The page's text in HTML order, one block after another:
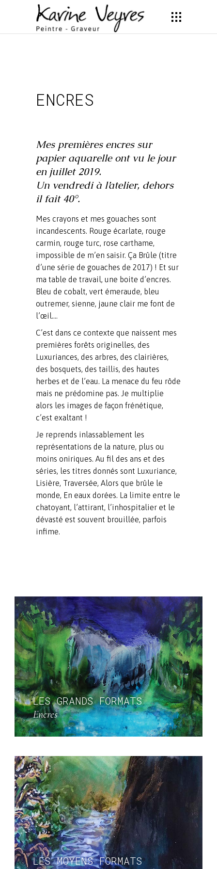
ENCRES
Mes premières encres sur
papier aquarelle ont vu le jour
en juillet 2019.
Un vendredi à l’atelier, dehors
il fait 40°.
Mes crayons et mes gouaches sont
incandescents. Rouge écarlate, rouge
carmin, rouge turc, rose carthame,
impossible de m’en saisir. Ça Brûle (titre
d’une série de gouaches de 2017) ! Et sur
ma table de travail, une boite d’encres.
Bleu de cobalt, vert émeraude, bleu
outremer, sienne, jaune clair me font de
l’œil….
C’est dans ce contexte que naissent mes
premières forêts originelles, des
Luxuriances, des arbres, des clairières,
des bosquets, des taillis, des hautes
herbes et de l’eau. La menace du feu rôde
mais ne prédomine pas. Je multiplie
alors les images de façon frénétique,
c’est exaltant !
Je reprends inlassablement les
représentations de la nature, plus ou
moins oniriques. Au fil des ans et des
séries, les titres donnés sont Luxuriance,
Lisière, Traversée, Alors que brûle le
monde, En eaux dorées. La limite entre le
chatoyant, l’attirant, l’inhospitalier et le
dévasté est souvent brouillée, parfois
infime.
LES GRANDS FORMATS
Encres
LES MOYENS FORMATS